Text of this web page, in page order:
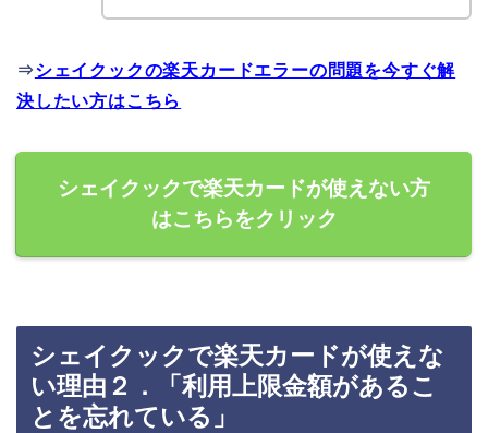
⇒シェイクックの楽天カードエラーの問題を今すぐ解
決したい方はこちら
シェイクックで楽天カードが使えない方
はこちらをクリック
シェイクックで楽天カードが使えな
い理由２．「利用上限金額があるこ
とを忘れている」